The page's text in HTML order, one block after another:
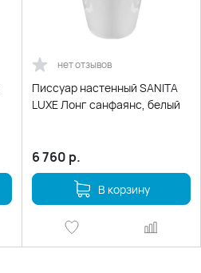
нет отзывов
Писсуар настенный SANITA
LUXE Лонг санфаянс, белый
6 760 р.
В корзину